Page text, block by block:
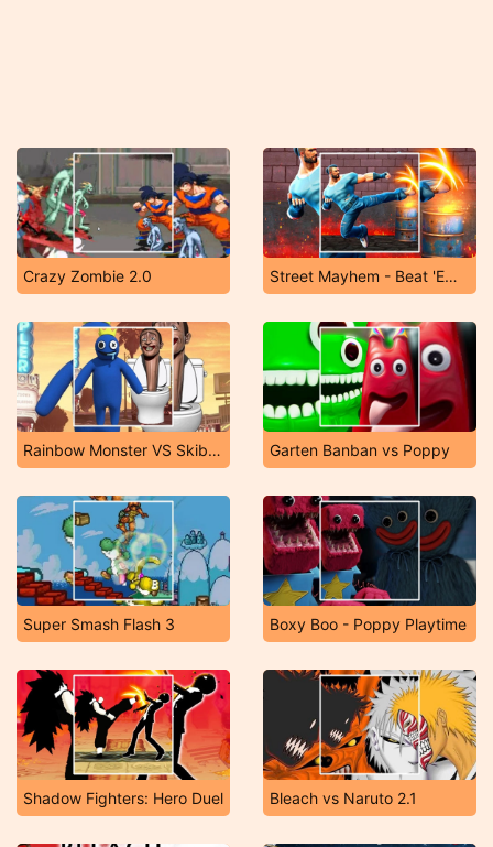
Crazy Zombie 2.0 Street Mayhem - Beat 'Em Up
Rainbow Monster VS Skibidi Toilet Garten Banban vs Poppy
Super Smash Flash 3 Boxy Boo - Poppy Playtime
Shadow Fighters: Hero Duel Bleach vs Naruto 2.1